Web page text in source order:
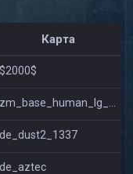
Карта
$2000$
de_dust2_1337
de_aztec